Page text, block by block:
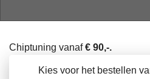
Chiptuning vanaf€ 90,-.
Kies voor het bestellen